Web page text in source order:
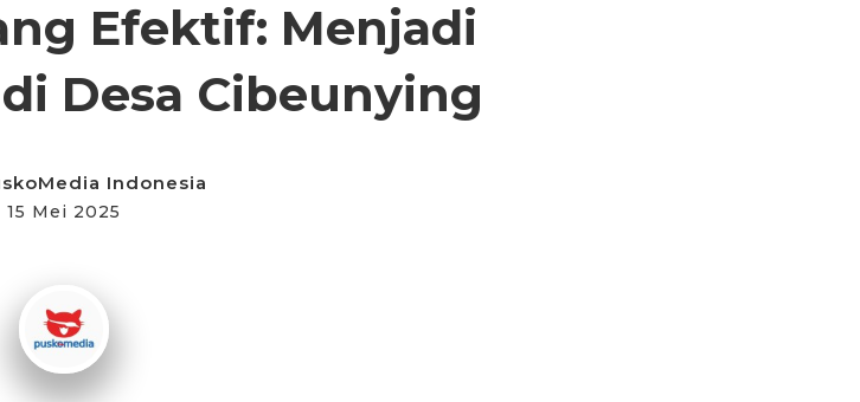
Efektif: Menjadi
Desa Cibeunying
Indonesia
15 Mei 2025